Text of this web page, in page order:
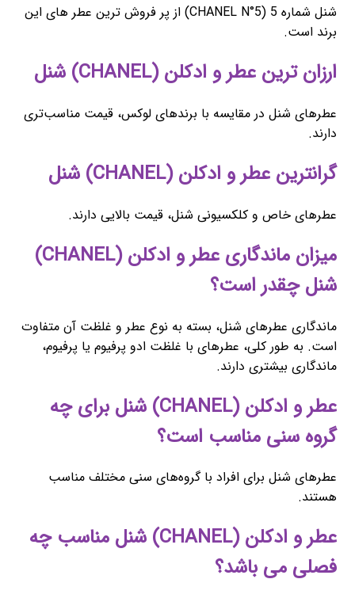
شنل شماره 5 (CHANEL N°5) از پر فروش ترین عطر های این
برند است.
ارزان ترین عطر و ادکلن (CHANEL) شنل
عطرهای شنل در مقایسه با برندهای لوکس، قیمت مناسب‌تری
دارند.
گرانترین عطر و ادکلن (CHANEL) شنل
عطرهای خاص و کلکسیونی شنل، قیمت بالایی دارند.
میزان ماندگاری عطر و ادکلن (CHANEL)
شنل چقدر است؟
ماندگاری عطرهای شنل، بسته به نوع عطر و غلظت آن متفاوت
است. به طور کلی، عطرهای با غلظت ادو پرفیوم یا پرفیوم،
ماندگاری بیشتری دارند.
عطر و ادکلن (CHANEL) شنل برای چه
گروه سنی مناسب است؟
عطرهای شنل برای افراد با گروه‌های سنی مختلف مناسب
هستند.
عطر و ادکلن (CHANEL) شنل مناسب چه
فصلی می باشد؟